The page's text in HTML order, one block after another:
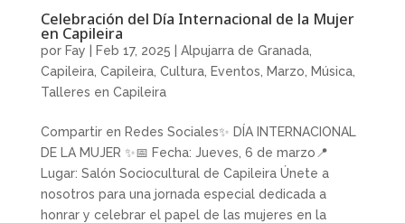
Celebración del Día Internacional de la Mujer
en Capileira
por Fay Feb 17, 2025 Alpujarra de Granada,
Capileira, Capileira, Cultura, Eventos Marzo Música,
Talleres en Capileira
Compartir en Redes Sociales✨ DÍA INTERNACIONAL
DE LA MUJER ✨📅 Fecha: Jueves, 6 de marzo📍
Lugar: Salón Sociocultural de Capileira Únete a
nosotros para una jornada especial dedicada a
honrar y celebrar el papel de las mujeres en la